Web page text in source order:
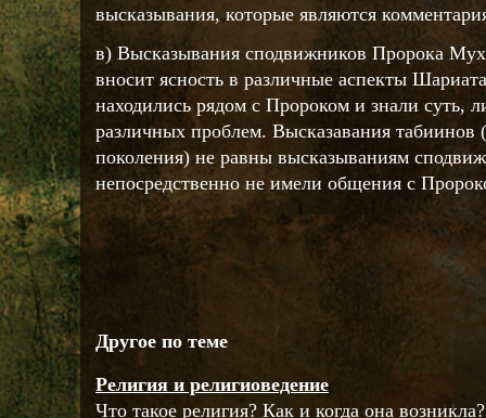
высказывания, которые являются
в) Высказывания сподвижников Пророка
вносит ясность в различные аспекты
находились рядом с Пророком и знали суть,
различных проблем. Высказавания
поколения) не равны высказываниям
непосредственно не имели общения с
Другое по теме
Религия и религиоведение
Что такое религия? Как и когда она